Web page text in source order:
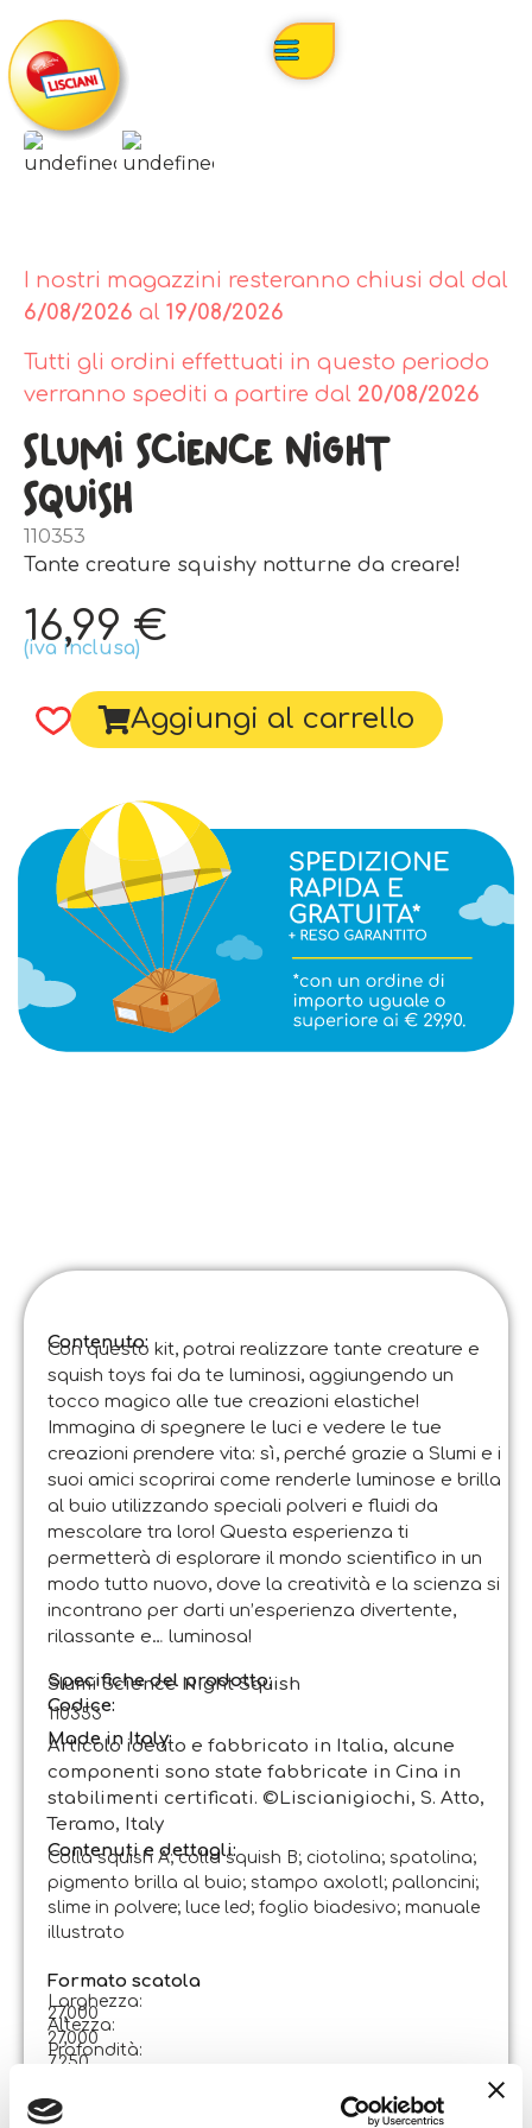
I nostri magazzini resteranno chiusi dal dal
6/08/2026 al 19/08/2026
Tutti gli ordini effettuati in questo periodo
verranno spediti a partire dal 20/08/2026
Slumi Science Night
Squish
110353
Tante creature squishy notturne da creare!
16,99 €
(iva inclusa)
Aggiungi al carrello
Contenuto:
Con questo kit, potrai realizzare tante creature e
squish toys fai da te luminosi, aggiungendo un
tocco magico alle tue creazioni elastiche!
Immagina di spegnere le luci e vedere le tue
creazioni prendere vita: sì, perché grazie a Slumi e i
suoi amici scoprirai come renderle luminose e brilla
al buio utilizzando speciali polveri e fluidi da
mescolare tra loro! Questa esperienza ti
permetterà di esplorare il mondo scientifico in un
modo tutto nuovo, dove la creatività e la scienza si
incontrano per darti un’esperienza divertente,
rilassante e… luminosa!
Specifiche del prodotto:
Slumi Science Night Squish
Codice:
110353
Made in Italy:
Articolo ideato e fabbricato in Italia, alcune
componenti sono state fabbricate in Cina in
stabilimenti certificati. ©Liscianigiochi, S. Atto,
Teramo, Italy
Contenuti e dettagli:
Colla squish A; colla squish B; ciotolina; spatolina;
pigmento brilla al buio; stampo axolotl; palloncini;
slime in polvere; luce led; foglio biadesivo; manuale
illustrato
Formato scatola
Larghezza:
27,000
Altezza:
27,000
Profondità:
7,250